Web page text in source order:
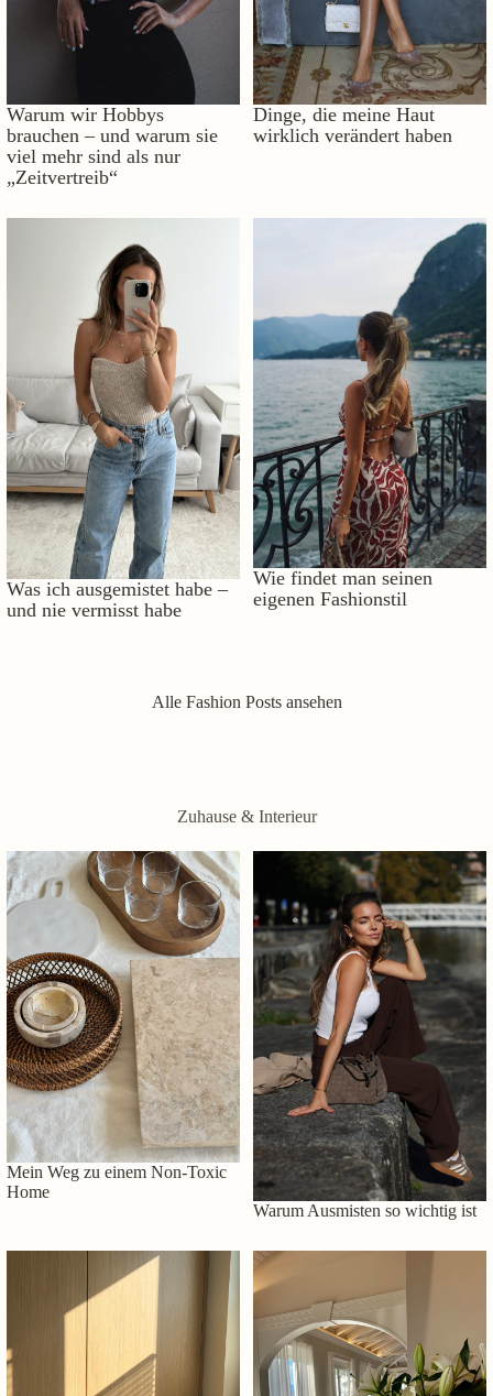
Warum wir Hobbys
brauchen – und warum sie
viel mehr sind als nur
„Zeitvertreib“
Dinge, die meine Haut
wirklich verändert haben
Was ich ausgemistet habe –
und nie vermisst habe
Wie findet man seinen
eigenen Fashionstil
Alle Fashion Posts ansehen
Zuhause & Interieur
Mein Weg zu einem Non-Toxic
Home
Warum Ausmisten so wichtig ist